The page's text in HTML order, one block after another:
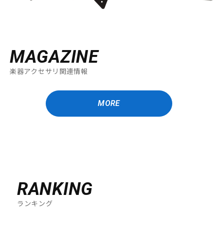
MAGAZINE
楽器アクセサリ関連情報
MORE
RANKING
ランキング